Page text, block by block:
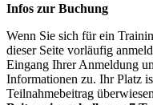
Infos zur Buchung
Wenn Sie sich für ein
dieser Seite vorläufig
Eingang Ihrer Anmeldung
Informationen zu. Ihr Platz
Teilnahmebeitrag